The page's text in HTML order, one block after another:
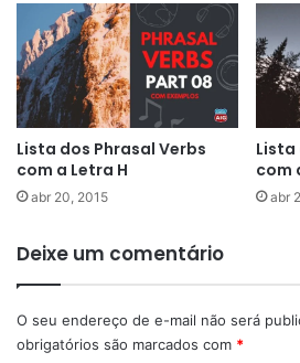
Lista dos Phrasal Verbs
com a Letra H
abr 20, 2015
Lista
com
abr
Deixe um comentário
O seu endereço de e-mail não será
obrigatórios são marcados com *